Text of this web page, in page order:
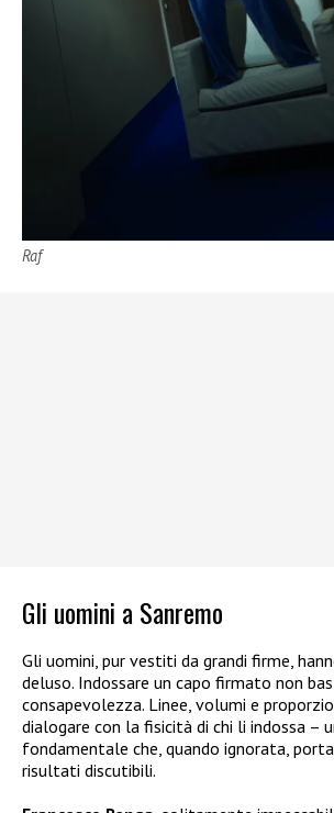
Raf
Gli uomini a Sanremo
Gli uomini, pur vestiti da grandi firme,
deluso. Indossare un capo firmato non
consapevolezza. Linee, volumi e
dialogare con la fisicità di chi li indossa –
fondamentale che, quando ignorata,
risultati discutibili.